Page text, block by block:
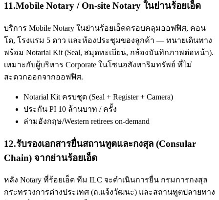
11.Mobile Notary / On-site Notary ในย่านร้อยเอ็ด
บริการ Mobile Notary ในย่านร้อยเอ็ดครอบคลุมออฟฟิศ, คอน
โด, โรงแรม 5 ดาว และห้องประชุมของลูกค้า — ทนายเดินทาง
พร้อม Notarial Kit (Seal, สมุดทะเบียน, กล้องบันทึกภาพต่อหน้า).
เหมาะกับผู้บริหาร Corporate ในโซนอสังหาริมทรัพย์ ที่ไม่
สะดวกออกจากออฟฟิศ.
Notarial Kit ครบชุด (Seal + Register + Camera)
ประกัน PI 10 ล้านบาท / ครั้ง
ล่ามอังกฤษ/Western retirees on-demand
12.รับรองเอกสารยื่นสถานทูตและกงสุล (Consular
Chain) จากย่านร้อยเอ็ด
หลัง Notary ที่ร้อยเอ็ด ทีม ILC จะดำเนินการยื่น กรมการกงสุล
กระทรวงการต่างประเทศ (ถ.แจ้งวัฒนะ) และสถานทูตปลายทาง